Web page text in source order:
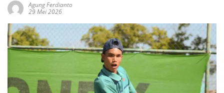
Agung Ferdianto
29 Mei 2026